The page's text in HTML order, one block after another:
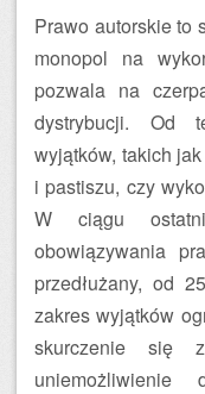
Prawo autorskie to
monopol na
pozwala na
dystrybucji. Od
wyjątków, takich
i pastiszu, czy
W ciągu
obowiązywania
przedłużany, od
zakres wyjątków
skurczenie się